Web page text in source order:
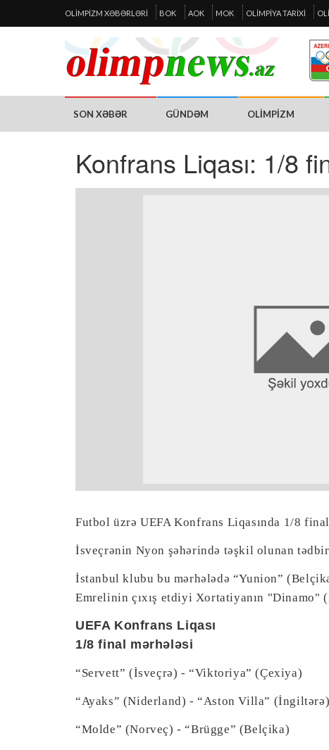
OLIMPIZM XƏBƏRLƏRI BOK AOK MOK OLIMPIYA TARIXI
SON XƏBƏR GÜNDƏM OLIMPIZM
Konfrans Liqası: 1/8
Futbol üzrə UEFA Konfrans Liqasında 1/8
İsveçrənin Nyon şəhərində təşkil olunan
İstanbul klubu bu mərhələdə “Yunion”
Emrelinin çıxış etdiyi Xortatiyanın "Dinamo"
UEFA Konfrans Liqası
1/8 final mərhələsi
“Servett” (İsveçrə) - “Viktoriya” (Çexiya)
“Ayaks” (Niderland) - “Aston Villa” (İngiltərə)
“Molde” (Norveç) - “Brügge” (Belçika)